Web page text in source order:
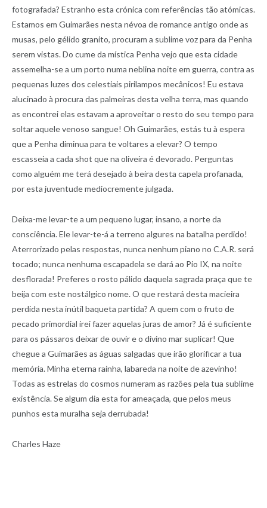
fotografada? Estranho esta crónica com referências tão atómicas.
Estamos em Guimarães nesta névoa de romance antigo onde as
musas, pelo gélido granito, procuram a sublime voz para da Penha
serem vistas. Do cume da mística Penha vejo que esta cidade
assemelha-se a um porto numa neblina noite em guerra, contra as
pequenas luzes dos celestiais pirilampos mecânicos! Eu estava
alucinado à procura das palmeiras desta velha terra, mas quando
as encontrei elas estavam a aproveitar o resto do seu tempo para
soltar aquele venoso sangue! Oh Guimarães, estás tu à espera
que a Penha diminua para te voltares a elevar? O tempo
escasseia a cada shot que na oliveira é devorado. Perguntas
como alguém me terá desejado à beira desta capela profanada,
por esta juventude mediocremente julgada.
Deixa-me levar-te a um pequeno lugar, insano, a norte da
consciência. Ele levar-te-á a terreno algures na batalha perdido!
Aterrorizado pelas respostas, nunca nenhum piano no C.A.R. será
tocado; nunca nenhuma escapadela se dará ao Pio IX, na noite
desflorada! Preferes o rosto pálido daquela sagrada praça que te
beija com este nostálgico nome. O que restará desta macieira
perdida nesta inútil baqueta partida? A quem com o fruto de
pecado primordial irei fazer aquelas juras de amor? Já é suficiente
para os pássaros deixar de ouvir e o divino mar suplicar! Que
chegue a Guimarães as águas salgadas que irão glorificar a tua
memória. Minha eterna rainha, labareda na noite de azevinho!
Todas as estrelas do cosmos numeram as razões pela tua sublime
existência. Se algum dia esta for ameaçada, que pelos meus
punhos esta muralha seja derrubada!
Charles Haze